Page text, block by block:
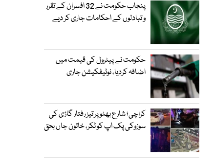
پنجاب حکومت نے 32 افسران کے تقرر
و تبادلوں کے احکامات جاری کر دیے
حکومت نے پیٹرول کی قیمت میں
اضافہ کردیا، نوٹیفکیشن جاری
کراچی؛ شارع بھٹو پر تیز رفتار گاڑی کی
سوزوکی پک اپ کو ٹکر، خاتون جاں بحق